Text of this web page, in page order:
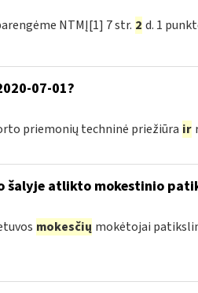
NTMĮ[1] 7 str. 2 d. 1
07-01?
priemonių techninė priežiūra ir
šalyje atlikto mokestinio
mokesčių mokėtojai